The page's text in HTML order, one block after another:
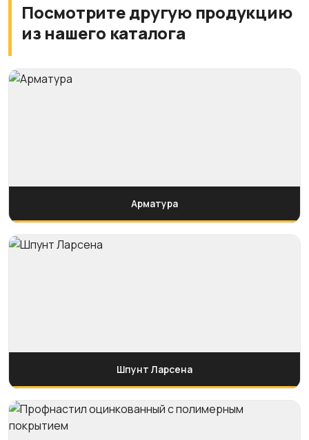
Посмотрите другую продукцию
из нашего каталога
Арматура
Шпунт Ларсена